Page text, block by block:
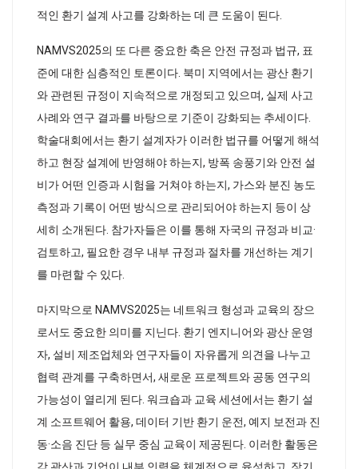
적인 환기 설계 사고를 강화하는 데 큰 도움이 된다.
NAMVS2025의 또 다른 중요한 축은 안전 규정과 법규, 표
준에 대한 심층적인 토론이다. 북미 지역에서는 광산 환기
와 관련된 규정이 지속적으로 개정되고 있으며, 실제 사고
사례와 연구 결과를 바탕으로 기준이 강화되는 추세이다.
학술대회에서는 환기 설계자가 이러한 법규를 어떻게 해석
하고 현장 설계에 반영해야 하는지, 방폭 송풍기와 안전 설
비가 어떤 인증과 시험을 거쳐야 하는지, 가스와 분진 농도
측정과 기록이 어떤 방식으로 관리되어야 하는지 등이 상
세히 소개된다. 참가자들은 이를 통해 자국의 규정과 비교·
검토하고, 필요한 경우 내부 규정과 절차를 개선하는 계기
를 마련할 수 있다.
마지막으로 NAMVS2025는 네트워크 형성과 교육의 장으
로서도 중요한 의미를 지닌다. 환기 엔지니어와 광산 운영
자, 설비 제조업체와 연구자들이 자유롭게 의견을 나누고
협력 관계를 구축하면서, 새로운 프로젝트와 공동 연구의
가능성이 열리게 된다. 워크숍과 교육 세션에서는 환기 설
계 소프트웨어 활용, 데이터 기반 환기 운전, 예지 보전과 진
동·소음 진단 등 실무 중심 교육이 제공된다. 이러한 활동은